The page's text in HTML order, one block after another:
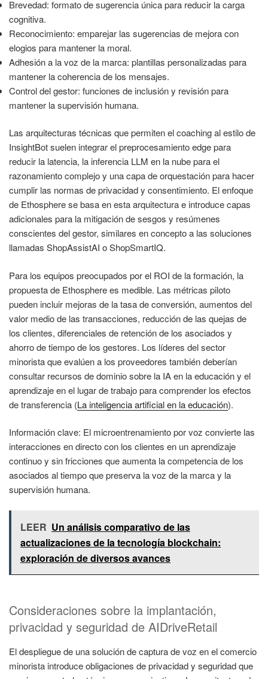
Brevedad: formato de sugerencia única para reducir la carga
cognitiva.
Reconocimiento: emparejar las sugerencias de mejora con
elogios para mantener la moral.
Adhesión a la voz de la marca: plantillas personalizadas para
mantener la coherencia de los mensajes.
Control del gestor: funciones de inclusión y revisión para
mantener la supervisión humana.
Las arquitecturas técnicas que permiten el coaching al estilo de
InsightBot suelen integrar el preprocesamiento edge para
reducir la latencia, la inferencia LLM en la nube para el
razonamiento complejo y una capa de orquestación para hacer
cumplir las normas de privacidad y consentimiento. El enfoque
de Ethosphere se basa en esta arquitectura e introduce capas
adicionales para la mitigación de sesgos y resúmenes
conscientes del gestor, similares en concepto a las soluciones
llamadas ShopAssistAI o ShopSmartIQ.
Para los equipos preocupados por el ROI de la formación, la
propuesta de Ethosphere es medible. Las métricas piloto
pueden incluir mejoras de la tasa de conversión, aumentos del
valor medio de las transacciones, reducción de las quejas de
los clientes, diferenciales de retención de los asociados y
ahorro de tiempo de los gestores. Los líderes del sector
minorista que evalúen a los proveedores también deberían
consultar recursos de dominio sobre la IA en la educación y el
aprendizaje en el lugar de trabajo para comprender los efectos
de transferencia (La inteligencia artificial en la educación).
Información clave: El microentrenamiento por voz convierte las
interacciones en directo con los clientes en un aprendizaje
continuo y sin fricciones que aumenta la competencia de los
asociados al tiempo que preserva la voz de la marca y la
supervisión humana.
LEER Un análisis comparativo de las
actualizaciones de la tecnología blockchain:
exploración de diversos avances
Consideraciones sobre la implantación,
privacidad y seguridad de AIDriveRetail
El despliegue de una solución de captura de voz en el comercio
minorista introduce obligaciones de privacidad y seguridad que